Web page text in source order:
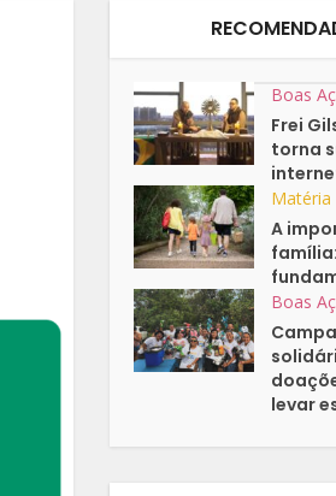
Boas
Frei
torna
Matéria
A
Boas
levar